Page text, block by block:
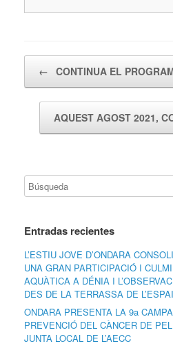
← CONTINUA EL
AQUEST AGOST 2021,
Entradas recientes
L’ESTIU JOVE D’ONDARA
UNA GRAN PARTICIPACIÓ I
AQUÀTICA A DÉNIA I
DES DE LA TERRASSA DE
ONDARA PRESENTA LA 9a
PREVENCIÓ DEL CÀNCER DE
JUNTA LOCAL DE L’AECC